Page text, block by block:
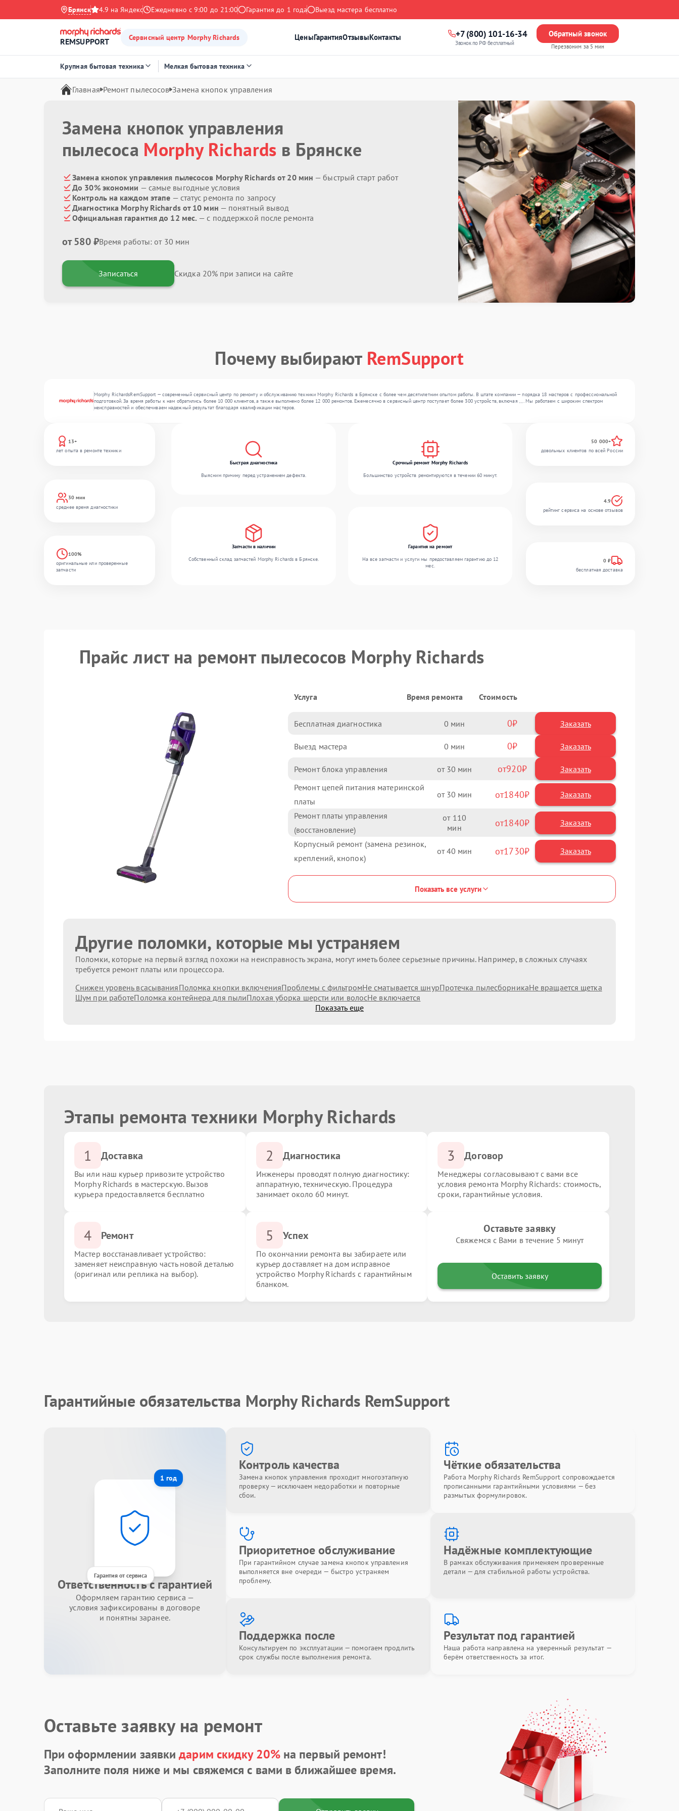
Брянск 4.9 на Яндекс Ежедневно с 9:00 до 21:00 Гарантия до 1 года Выезд мастера бесплатно
REMSUPPORT Сервисный центр Morphy Richards ЦеныГарантияОтзывыКонтакты +7 (800) 101-16-34
Звонок по РФ бесплатный
Обратный звонок
Перезвоним за 5 мин
Крупная бытовая техника Мелкая бытовая техника
Главная Ремонт пылесосов Замена кнопок управления
Замена кнопок управления
пылесоса Morphy Richards в Брянске
Замена кнопок управления пылесосов Morphy Richards от 20 мин — быстрый старт работ
До 30% экономии — самые выгодные условия
Контроль на каждом этапе — статус ремонта по запросу
Диагностика Morphy Richards от 10 мин — понятный вывод
Официальная гарантия до 12 мес. — с поддержкой после ремонта
от 580 ₽Время работы: от 30 мин
Записаться Скидка 20% при записи на сайте
Почему выбирают RemSupport
Morphy RichardsRemSupport — современный сервисный центр по ремонту и обслуживанию техники Morphy Richards в Брянске с более чем десятилетним опытом работы. В штате компании — порядка 18 мастеров с профессиональной
подготовкой. За время работы к нам обратились более 10 000 клиентов, а также выполнено более 12 000 ремонтов. Ежемесячно в сервисный центр поступает более 300 устройств, включая , , . Мы работаем с широким спектром
неисправностей и обеспечиваем надежный результат благодаря квалификации мастеров.
13+
лет опыта в ремонте техники
30 мин
среднее время диагностики
100%
оригинальные или проверенные
запчасти
Быстрая диагностика
Выясним причину перед устранением дефекта.
Срочный ремонт Morphy Richards
Большинство устройств ремонтируются в течении 60 минут.
Запчасти в наличии
Собственный склад запчастей Morphy Richards в Брянске.
Гарантия на ремонт
На все запчасти и услуги мы предоставляем гарантию до 12
мес.
50 000+
довольных клиентов по всей России
4.9
рейтинг сервиса на основе отзывов
0 ₽
бесплатная доставка
Прайс лист на ремонт пылесосов Morphy Richards
Услуга Время ремонта Стоимость
Бесплатная диагностика 0 0 Заказать
Выезд мастера 0 0 Заказать
Ремонт блока управления 30 920
Ремонт цепей питания материнской
платы
30 1840
Ремонт платы управления
(восстановление)
110 1840
Корпусный ремонт (замена резинок,
креплений, кнопок)
40 1730
Показать все услуги
Другие поломки, которые мы устраняем
Поломки, которые на первый взгляд похожи на неисправность экрана, могут иметь более серьезные причины. Например, в сложных случаях
требуется ремонт платы или процессора.
Снижен уровень всасыванияПоломка кнопки включенияПроблемы с фильтромНе сматывается шнурПротечка пылесборникаНе вращается щетка
Шум при работеПоломка контейнера для пылиПлохая уборка шерсти или волосНе включается
Показать еще
Этапы ремонта техники Morphy Richards
1 Доставка
Вы или наш курьер привозите устройство
Morphy Richards в мастерскую. Вызов
курьера предоставляется бесплатно
2 Диагностика
Инженеры проводят полную диагностику:
аппаратную, техническую. Процедура
занимает около 60 минут.
3 Договор
Менеджеры согласовывают с вами все
условия ремонта Morphy Richards: стоимость,
сроки, гарантийные условия.
4 Ремонт
Мастер восстанавливает устройство:
заменяет неисправную часть новой деталью
(оригинал или реплика на выбор).
5 Успех
По окончании ремонта вы забираете или
курьер доставляет на дом исправное
устройство Morphy Richards с гарантийным
бланком.
Оставьте заявку
Свяжемся с Вами в течение 5 минут
Оставить заявку
Гарантийные обязательства Morphy Richards RemSupport
1 год
Гарантия от сервиса
Ответственность с гарантией
Оформляем гарантию сервиса —
условия зафиксированы в договоре
и понятны заранее.
Контроль качества
Замена кнопок управления проходит многоэтапную
проверку — исключаем недоработки и повторные
сбои.
Чёткие обязательства
Работа Morphy Richards RemSupport сопровождается
прописанными гарантийными условиями — без
размытых формулировок.
Приоритетное обслуживание
При гарантийном случае замена кнопок управления
выполняется вне очереди — быстро устраняем
проблему.
Надёжные комплектующие
В рамках обслуживания применяем проверенные
детали — для стабильной работы устройства.
Поддержка после
Консультируем по эксплуатации — помогаем продлить
срок службы после выполнения ремонта.
Результат под гарантией
Наша работа направлена на уверенный результат —
берём ответственность за итог.
Оставьте заявку на ремонт
При оформлении заявкидарим скидку 20%на первый ремонт!
Заполните поля ниже и мы свяжемся с вами в ближайшее время.